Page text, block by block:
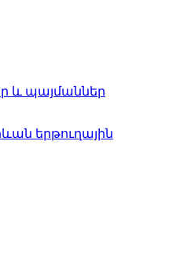
և պայմաններ
երթուղային